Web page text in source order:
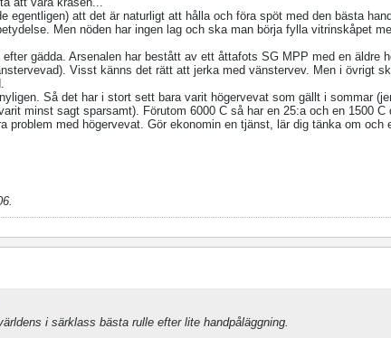
egentligen) att det är naturligt att hålla och föra spöt med den bästa
Men nöden har ingen lag och ska man börja fylla vitrinskåpet
gädda. Arsenalen har bestått av ett åttafots SG MPP med en äldre
Visst känns det rätt att jerka med vänstervev. Men i övrigt
Så det har i stort sett bara varit högervevat som gällt i sommar
minst sagt sparsamt). Förutom 6000 C så har en 25:a och en 1500 C
problem med högervevat. Gör ekonomin en tjänst, lär dig tänka om och
i särklass bästa rulle efter lite handpåläggning.